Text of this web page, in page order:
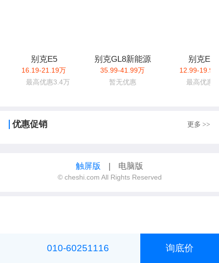
别克E5
16.19-21.19万
最高优惠3.4万
别克GL8新能源
35.99-41.99万
暂无优惠
别克E4
12.99-19.99
最高优惠6
优惠促销 更多 >>
触屏版 | 电脑版
© cheshi.com All Rights Reserved
010-60251116 询底价